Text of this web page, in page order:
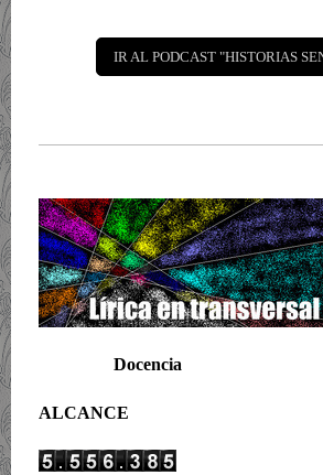
IR AL PODCAST "HISTORIAS
Docencia
ALCANCE